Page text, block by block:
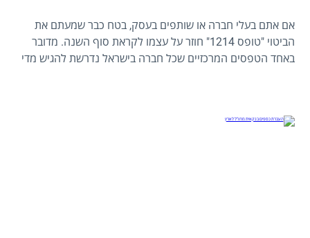
אם אתם בעלי חברה או שותפים בעסק, בטח כבר שמעתם את
הביטוי "טופס 1214" חוזר על עצמו לקראת סוף השנה. מדובר
באחד הטפסים המרכזיים שכל חברה בישראל נדרשת להגיש מדי
החולפת – ואופן הגשתו יכול להשפיע ישירות על גובה המס